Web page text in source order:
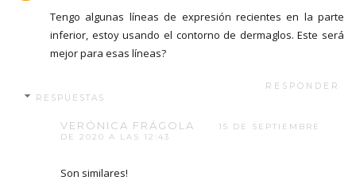
Tengo algunas líneas de expresión recientes en la parte
inferior, estoy usando el contorno de dermaglos. Este será
mejor para esas líneas?
RESPONDER
RESPUESTAS
VERÓNICA FRÁGOLA
15 DE SEPTIEMBRE
DE 2020 A LAS 12:43
Son similares!